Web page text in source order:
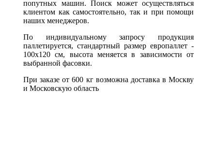
попутных машин. Поиск может осуществляться
клиентом как самостоятельно, так и при помощи
наших менеджеров.
По индивидуальному запросу продукция
паллетируется, стандартный размер европаллет -
100х120 см, высота меняется в зависимости от
выбранной фасовки.
При заказе от 600 кг возможна доставка в Москву
и Московскую область